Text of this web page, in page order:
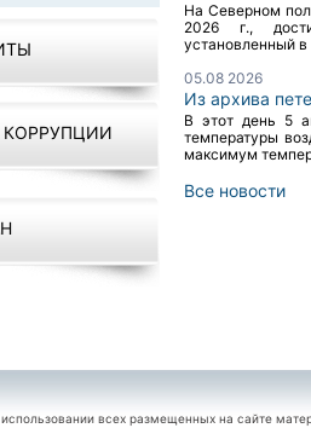
На Северном
2026 г.,
установленный в
05.08 2026
Из архива
В этот день 5
температуры
максимум
Все новости
всех размещенных на сайте